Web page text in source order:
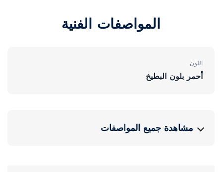
المواصفات الفنية
اللون
أحمر بلون البطيخ
مشاهدة جميع المواصفات